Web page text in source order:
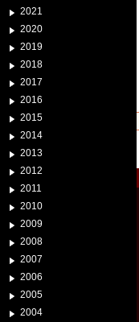
2021
2020
2019
2018
2017
2016
2015
2014
2013
2012
2011
2010
2009
2008
2007
2006
2005
2004